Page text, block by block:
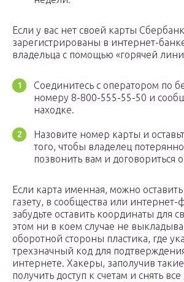
Если у вас нет своей карты
зарегистрированы в интернет-
владельца с помощью «горячей
Соединитесь с оператором по
номеру 8-800-555-55-50 и
находке.
Назовите номер карты и
того, чтобы владелец
позвонить вам и договориться
Если карта именная, можно
газету, в сообщества или
забудьте оставить координаты для
этом ни в коем случае не
оборотной стороны пластика, где
трехзначный код для
интернете. Хакеры, заполучив
получить доступ к счетам и снять